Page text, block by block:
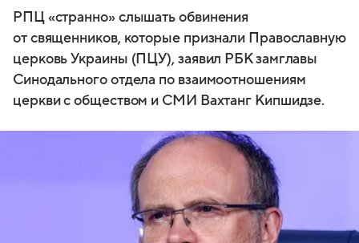
РПЦ «странно» слышать обвинения
от священников, которые признали Православную
церковь Украины (ПЦУ), заявил РБК замглавы
Синодального отдела по взаимоотношениям
церкви с обществом и СМИ Вахтанг Кипшидзе.